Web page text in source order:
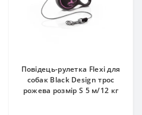
Повідець-рулетка Flexi для
собак Black Design трос
рожева розмір S 5 м/12 кг